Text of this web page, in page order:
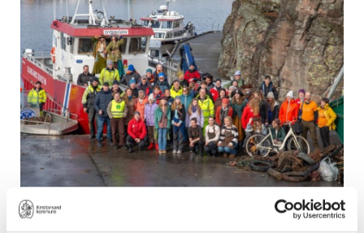
Vårryddedagen 2024